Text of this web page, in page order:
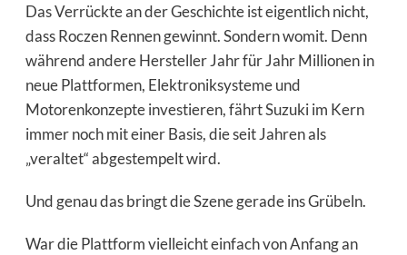
Das Verrückte an der Geschichte ist eigentlich nicht,
dass Roczen Rennen gewinnt. Sondern womit. Denn
während andere Hersteller Jahr für Jahr Millionen in
neue Plattformen, Elektroniksysteme und
Motorenkonzepte investieren, fährt Suzuki im Kern
immer noch mit einer Basis, die seit Jahren als
„veraltet“ abgestempelt wird.
Und genau das bringt die Szene gerade ins Grübeln.
War die Plattform vielleicht einfach von Anfang an